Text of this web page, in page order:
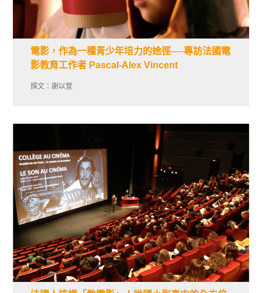
電影，作為一種青少年培力的途徑──專訪法國電
影教育工作者 Pascal-Alex Vincent
撰文：謝以萱